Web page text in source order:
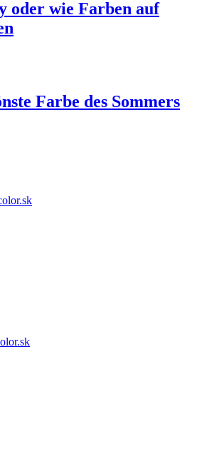
oder wie Farben auf
Farbe des Sommers